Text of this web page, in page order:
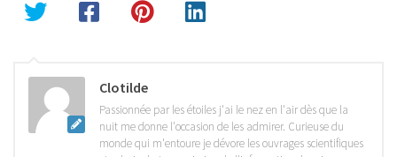
Clotilde
Passionnée par les étoiles j'ai le nez en l'air dès que la
nuit me donne l'occasion de les admirer. Curieuse du
monde qui m'entoure je dévore les ouvrages scientifiques